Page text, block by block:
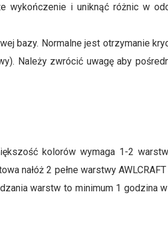
wykończenie i uniknąć różnic w
bazy. Normalne jest otrzymanie
Należy zwrócić uwagę aby
kolorów wymaga 1-2
nałóż 2 pełne warstwy AWLCRAFT
warstw to minimum 1 godzina